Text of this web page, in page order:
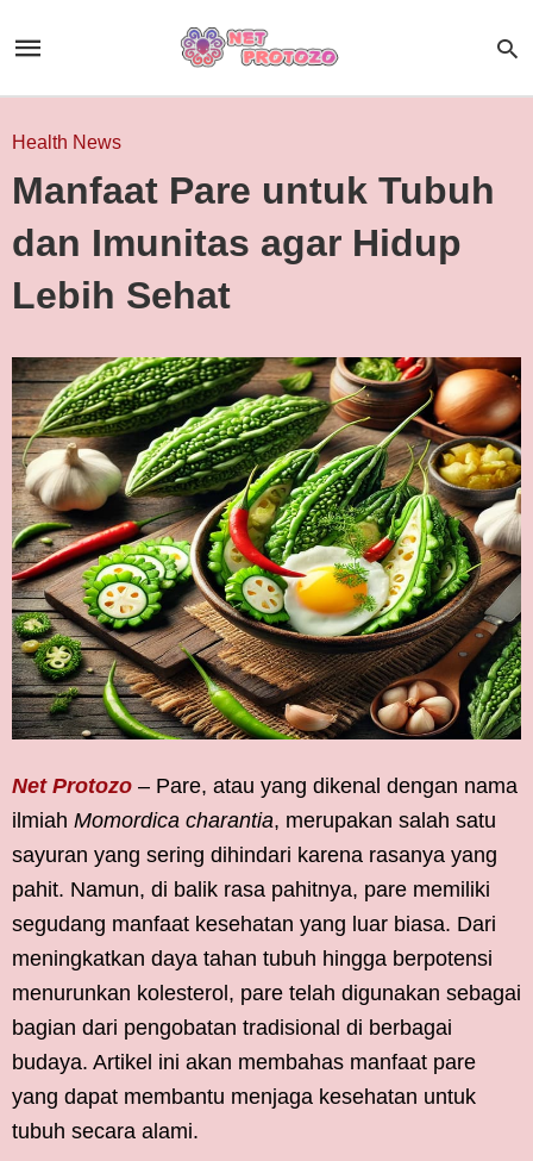
Health News
Manfaat Pare untuk Tubuh
dan Imunitas agar Hidup
Lebih Sehat
Net Protozo – Pare, atau yang dikenal dengan nama
ilmiah Momordica charantia, merupakan salah satu
sayuran yang sering dihindari karena rasanya yang
pahit. Namun, di balik rasa pahitnya, pare memiliki
segudang manfaat kesehatan yang luar biasa. Dari
meningkatkan daya tahan tubuh hingga berpotensi
menurunkan kolesterol, pare telah digunakan sebagai
bagian dari pengobatan tradisional di berbagai
budaya. Artikel ini akan membahas manfaat pare
yang dapat membantu menjaga kesehatan untuk
tubuh secara alami.